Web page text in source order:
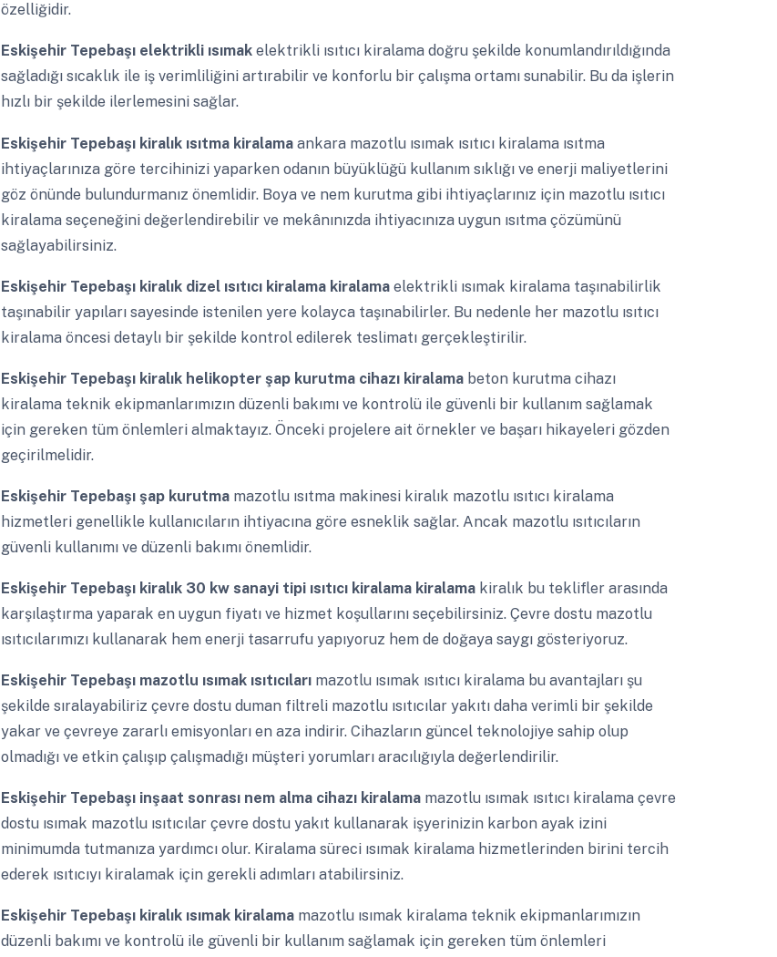
özelliğidir.
Eskişehir Tepebaşı elektrikli ısımak elektrikli ısıtıcı kiralama doğru şekilde konumlandırıldığında
sağladığı sıcaklık ile iş verimliliğini artırabilir ve konforlu bir çalışma ortamı sunabilir. Bu da işlerin
hızlı bir şekilde ilerlemesini sağlar.
Eskişehir Tepebaşı kiralık ısıtma kiralama ankara mazotlu ısımak ısıtıcı kiralama ısıtma
ihtiyaçlarınıza göre tercihinizi yaparken odanın büyüklüğü kullanım sıklığı ve enerji maliyetlerini
göz önünde bulundurmanız önemlidir. Boya ve nem kurutma gibi ihtiyaçlarınız için mazotlu ısıtıcı
kiralama seçeneğini değerlendirebilir ve mekânınızda ihtiyacınıza uygun ısıtma çözümünü
sağlayabilirsiniz.
Eskişehir Tepebaşı kiralık dizel ısıtıcı kiralama kiralama elektrikli ısımak kiralama taşınabilirlik
taşınabilir yapıları sayesinde istenilen yere kolayca taşınabilirler. Bu nedenle her mazotlu ısıtıcı
kiralama öncesi detaylı bir şekilde kontrol edilerek teslimatı gerçekleştirilir.
Eskişehir Tepebaşı kiralık helikopter şap kurutma cihazı kiralama beton kurutma cihazı
kiralama teknik ekipmanlarımızın düzenli bakımı ve kontrolü ile güvenli bir kullanım sağlamak
için gereken tüm önlemleri almaktayız. Önceki projelere ait örnekler ve başarı hikayeleri gözden
geçirilmelidir.
Eskişehir Tepebaşı şap kurutma mazotlu ısıtma makinesi kiralık mazotlu ısıtıcı kiralama
hizmetleri genellikle kullanıcıların ihtiyacına göre esneklik sağlar. Ancak mazotlu ısıtıcıların
güvenli kullanımı ve düzenli bakımı önemlidir.
Eskişehir Tepebaşı kiralık 30 kw sanayi tipi ısıtıcı kiralama kiralama kiralık bu teklifler arasında
karşılaştırma yaparak en uygun fiyatı ve hizmet koşullarını seçebilirsiniz. Çevre dostu mazotlu
ısıtıcılarımızı kullanarak hem enerji tasarrufu yapıyoruz hem de doğaya saygı gösteriyoruz.
Eskişehir Tepebaşı mazotlu ısımak ısıtıcıları mazotlu ısımak ısıtıcı kiralama bu avantajları şu
şekilde sıralayabiliriz çevre dostu duman filtreli mazotlu ısıtıcılar yakıtı daha verimli bir şekilde
yakar ve çevreye zararlı emisyonları en aza indirir. Cihazların güncel teknolojiye sahip olup
olmadığı ve etkin çalışıp çalışmadığı müşteri yorumları aracılığıyla değerlendirilir.
Eskişehir Tepebaşı inşaat sonrası nem alma cihazı kiralama mazotlu ısımak ısıtıcı kiralama çevre
dostu ısımak mazotlu ısıtıcılar çevre dostu yakıt kullanarak işyerinizin karbon ayak izini
minimumda tutmanıza yardımcı olur. Kiralama süreci ısımak kiralama hizmetlerinden birini tercih
ederek ısıtıcıyı kiralamak için gerekli adımları atabilirsiniz.
Eskişehir Tepebaşı kiralık ısımak kiralama mazotlu ısımak kiralama teknik ekipmanlarımızın
düzenli bakımı ve kontrolü ile güvenli bir kullanım sağlamak için gereken tüm önlemleri